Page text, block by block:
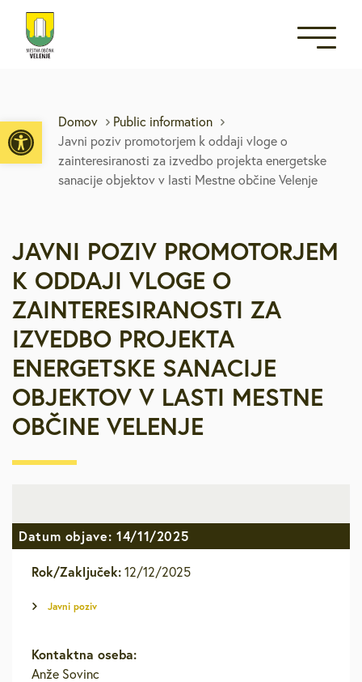
Open toolbar
Domov
Public information
Javni poziv promotorjem k oddaji vloge o
zainteresiranosti za izvedbo projekta energetske
sanacije objektov v lasti Mestne občine Velenje
JAVNI POZIV PROMOTORJEM
K ODDAJI VLOGE O
ZAINTERESIRANOSTI ZA
IZVEDBO PROJEKTA
ENERGETSKE SANACIJE
OBJEKTOV V LASTI MESTNE
OBČINE VELENJE
Datum objave: 14/11/2025
Rok/Zaključek: 12/12/2025
Javni poziv
Kontaktna oseba:
Anže Sovinc